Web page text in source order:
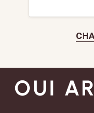
OUI